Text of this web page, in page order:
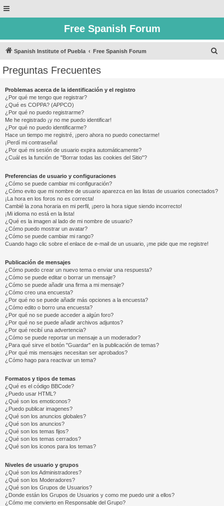
Free Spanish Forum
Spanish Institute of Puebla Free Spanish Forum
Preguntas Frecuentes
Problemas acerca de la identificación y el registro
¿Por qué me tengo que registrar?
¿Qué es COPPA? (APPCO)
¿Por qué no puedo registrarme?
Me he registrado ¡y no me puedo identificar!
¿Por qué no puedo identificarme?
Hace un tiempo me registré, ¡pero ahora no puedo conectarme!
¡Perdí mi contraseña!
¿Por qué mi sesión de usuario expira automáticamente?
¿Cuál es la función de "Borrar todas las cookies del Sitio"?
Preferencias de usuario y configuraciones
¿Cómo se puede cambiar mi configuración?
¿Cómo evito que mi nombre de usuario aparezca en las listas de usuarios conectados?
¡La hora en los foros no es correcta!
Cambié la zona horaria en mi perfil, ¡pero la hora sigue siendo incorrecto!
¡Mi idioma no está en la lista!
¿Qué es la imagen al lado de mi nombre de usuario?
¿Cómo puedo mostrar un avatar?
¿Cómo se puede cambiar mi rango?
Cuando hago clic sobre el enlace de e-mail de un usuario, ¡me pide que me registre!
Publicación de mensajes
¿Cómo puedo crear un nuevo tema o enviar una respuesta?
¿Cómo se puede editar o borrar un mensaje?
¿Cómo se puede añadir una firma a mi mensaje?
¿Cómo creo una encuesta?
¿Por qué no se puede añadir más opciones a la encuesta?
¿Cómo edito o borro una encuesta?
¿Por qué no se puede acceder a algún foro?
¿Por qué no se puede añadir archivos adjuntos?
¿Por qué recibí una advertencia?
¿Cómo se puede reportar un mensaje a un moderador?
¿Para qué sirve el botón "Guardar" en la publicación de temas?
¿Por qué mis mensajes necesitan ser aprobados?
¿Cómo hago para reactivar un tema?
Formatos y tipos de temas
¿Qué es el código BBCode?
¿Puedo usar HTML?
¿Qué son los emoticonos?
¿Puedo publicar imagenes?
¿Qué son los anuncios globales?
¿Qué son los anuncios?
¿Qué son los temas fijos?
¿Qué son los temas cerrados?
¿Qué son los iconos para los temas?
Niveles de usuario y grupos
¿Qué son los Administradores?
¿Qué son los Moderadores?
¿Qué son los Grupos de Usuarios?
¿Donde están los Grupos de Usuarios y como me puedo unir a ellos?
¿Cómo me convierto en Responsable del Grupo?